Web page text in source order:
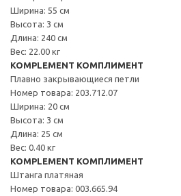
Ширина: 55 см
Высота: 3 см
Длина: 240 см
Вес: 22.00 кг
KOMPLEMENT КОМПЛИМЕНТ
Плавно закрывающиеся петли
Номер товара: 203.712.07
Ширина: 20 см
Высота: 3 см
Длина: 25 см
Вес: 0.40 кг
KOMPLEMENT КОМПЛИМЕНТ
Штанга платяная
Номер товара: 003.665.94